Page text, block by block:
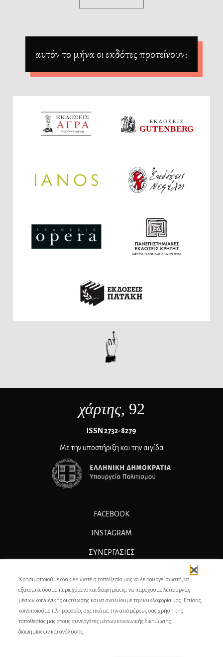
αυτόν το μήνα οι εκδότες προτείνουν:
χάρτης, 92
ΙSSN 2732-8279
Με την υποστήριξη και την αιγίδα
FACEBOOK
INSTAGRAM
ΣΥΝΕΡΓΑΣΊΕΣ
ΕΠΙΚΟΙΝΩΝΙΑ
ΣΥΝΤΕΛΕΣΤΕΣ
Χρησιμοποιούμε cookies ώστε η τοποθεσία μας να λειτουργεί σωστά, να
εξατομικεύουμε περιεχόμενο και διαφημίσεις, να παρέχουμε λειτουργίες
μέσων κοινωνικής δικτύωσης και να αναλύουμε την κυκλοφορία μας. Επίσης,
κοινοποιούμε πληροφορίες σχετικά με την από μέρους σας χρήση της
τοποθεσίας μας στους συνεργάτες μέσων κοινωνικής δικτύωσης,
διαφημίσεων και ανάλυσης.